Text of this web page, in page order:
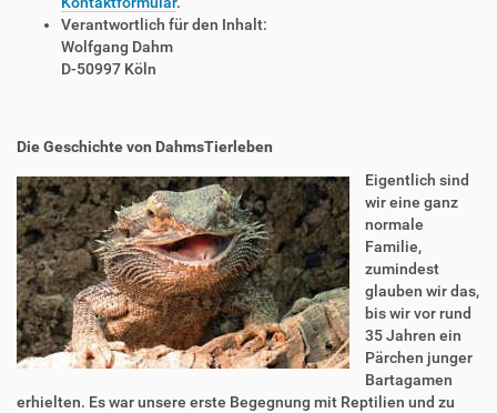
Verantwortlich für den Inhalt:
Wolfgang Dahm
D-50997 Köln
Die Geschichte von DahmsTierleben
Eigentlich sind
wir eine ganz
normale
Familie,
zumindest
glauben wir das,
bis wir vor rund
35 Jahren ein
Pärchen junger
Bartagamen
erhielten. Es war unsere erste Begegnung mit Reptilien und zu